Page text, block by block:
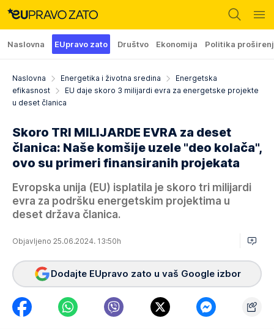
Naslovna EUpravo zato Društvo Ekonomija Politika
Naslovna Energetika i životna sredina
Energetska
efikasnost
EU daje skoro 3 milijardi evra za energetske projekte
u deset članica
Skoro TRI MILIJARDE EVRA za deset
članica: Naše komšije uzele "deo kolača",
ovo su primeri finansiranih projekata
Evropska unija (EU) isplatila je skoro tri milijardi
evra za podršku energetskim projektima u
deset država članica.
Objavljeno 25.06.2024. 13:50h
Dodajte EUpravo zato u vaš Google izbor